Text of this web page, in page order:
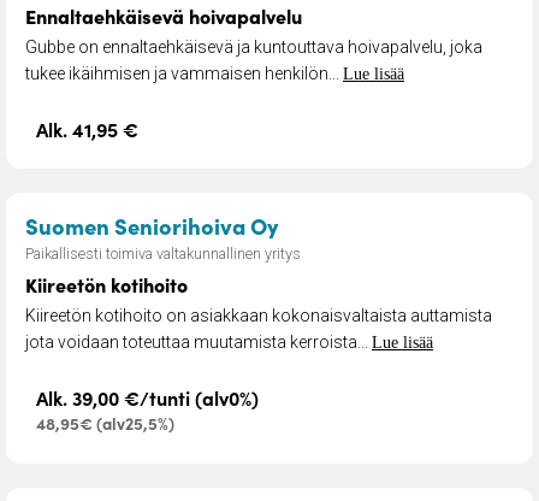
Ennaltaehkäisevä hoivapalvelu
Gubbe on ennaltaehkäisevä ja kuntouttava hoivapalvelu, joka
tukee ikäihmisen ja vammaisen henkilön... Lue lisää
Alk. 41,95 €
Suomen Seniorihoiva Oy– Kiireetön kotihoito
Paikallisesti toimiva valtakunnallinen yritys
Kiireetön kotihoito
Kiireetön kotihoito on asiakkaan kokonaisvaltaista auttamista
jota voidaan toteuttaa muutamista kerroista... Lue lisää
Alk. 39,00 €/tunti (alv0%)
48,95€ (alv25,5%)